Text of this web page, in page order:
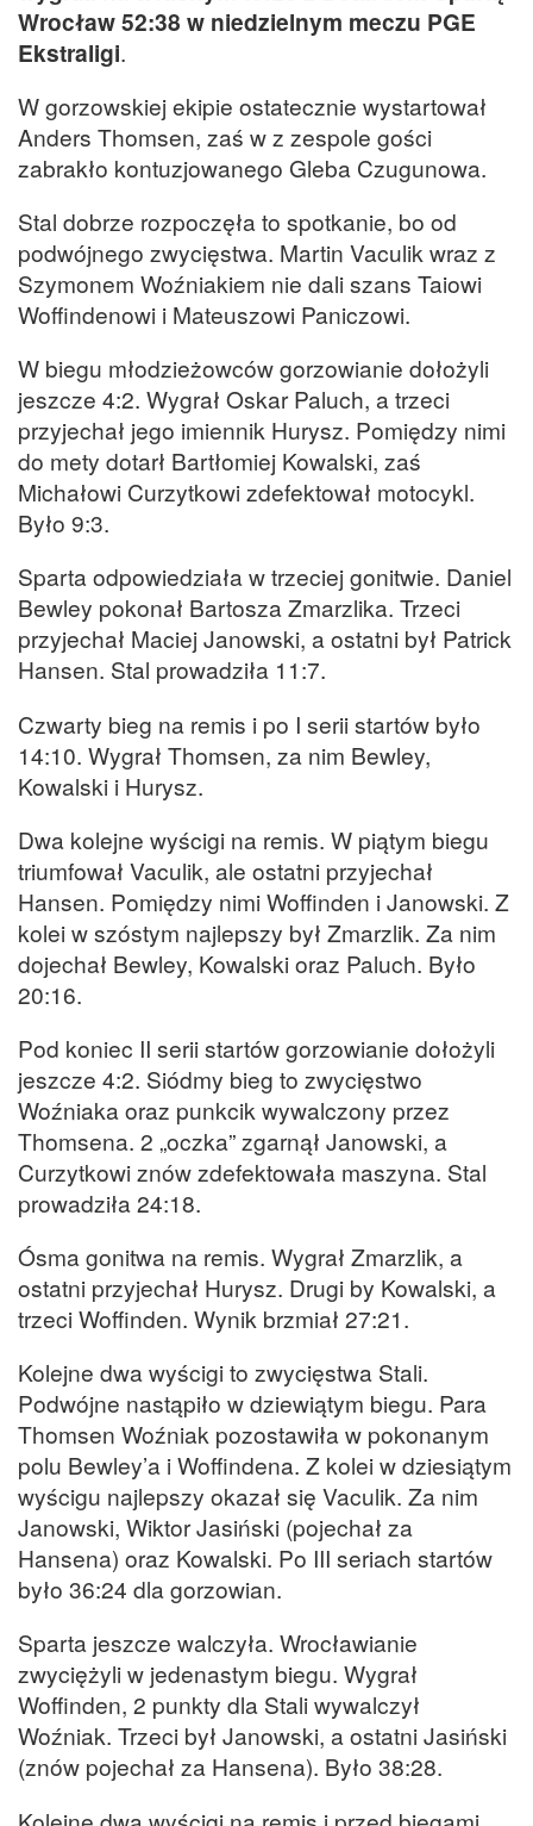
Wrocław 52:38 w niedzielnym meczu PGE
Ekstraligi.
W gorzowskiej ekipie ostatecznie wystartował
Anders Thomsen, zaś w z zespole gości
zabrakło kontuzjowanego Gleba Czugunowa.
Stal dobrze rozpoczęła to spotkanie, bo od
podwójnego zwycięstwa. Martin Vaculik wraz z
Szymonem Woźniakiem nie dali szans Taiowi
Woffindenowi i Mateuszowi Paniczowi.
W biegu młodzieżowców gorzowianie dołożyli
jeszcze 4:2. Wygrał Oskar Paluch, a trzeci
przyjechał jego imiennik Hurysz. Pomiędzy nimi
do mety dotarł Bartłomiej Kowalski, zaś
Michałowi Curzytkowi zdefektował motocykl.
Było 9:3.
Sparta odpowiedziała w trzeciej gonitwie. Daniel
Bewley pokonał Bartosza Zmarzlika. Trzeci
przyjechał Maciej Janowski, a ostatni był Patrick
Hansen. Stal prowadziła 11:7.
Czwarty bieg na remis i po I serii startów było
14:10. Wygrał Thomsen, za nim Bewley,
Kowalski i Hurysz.
Dwa kolejne wyścigi na remis. W piątym biegu
triumfował Vaculik, ale ostatni przyjechał
Hansen. Pomiędzy nimi Woffinden i Janowski. Z
kolei w szóstym najlepszy był Zmarzlik. Za nim
dojechał Bewley, Kowalski oraz Paluch. Było
20:16.
Pod koniec II serii startów gorzowianie dołożyli
jeszcze 4:2. Siódmy bieg to zwycięstwo
Woźniaka oraz punkcik wywalczony przez
Thomsena. 2 „oczka” zgarnął Janowski, a
Curzytkowi znów zdefektowała maszyna. Stal
prowadziła 24:18.
Ósma gonitwa na remis. Wygrał Zmarzlik, a
ostatni przyjechał Hurysz. Drugi by Kowalski, a
trzeci Woffinden. Wynik brzmiał 27:21.
Kolejne dwa wyścigi to zwycięstwa Stali.
Podwójne nastąpiło w dziewiątym biegu. Para
Thomsen Woźniak pozostawiła w pokonanym
polu Bewley’a i Woffindena. Z kolei w dziesiątym
wyścigu najlepszy okazał się Vaculik. Za nim
Janowski, Wiktor Jasiński (pojechał za
Hansena) oraz Kowalski. Po III seriach startów
było 36:24 dla gorzowian.
Sparta jeszcze walczyła. Wrocławianie
zwyciężyli w jedenastym biegu. Wygrał
Woffinden, 2 punkty dla Stali wywalczył
Woźniak. Trzeci był Janowski, a ostatni Jasiński
(znów pojechał za Hansena). Było 38:28.